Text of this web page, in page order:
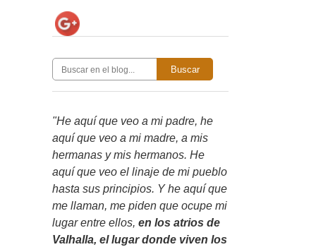
Buscar
"He aquí que veo a mi padre, he
aquí que veo a mi madre, a mis
hermanas y mis hermanos. He
aquí que veo el linaje de mi pueblo
hasta sus principios. Y he aquí que
me llaman, me piden que ocupe mi
lugar entre ellos, en los atrios de
Valhalla, el lugar donde viven los